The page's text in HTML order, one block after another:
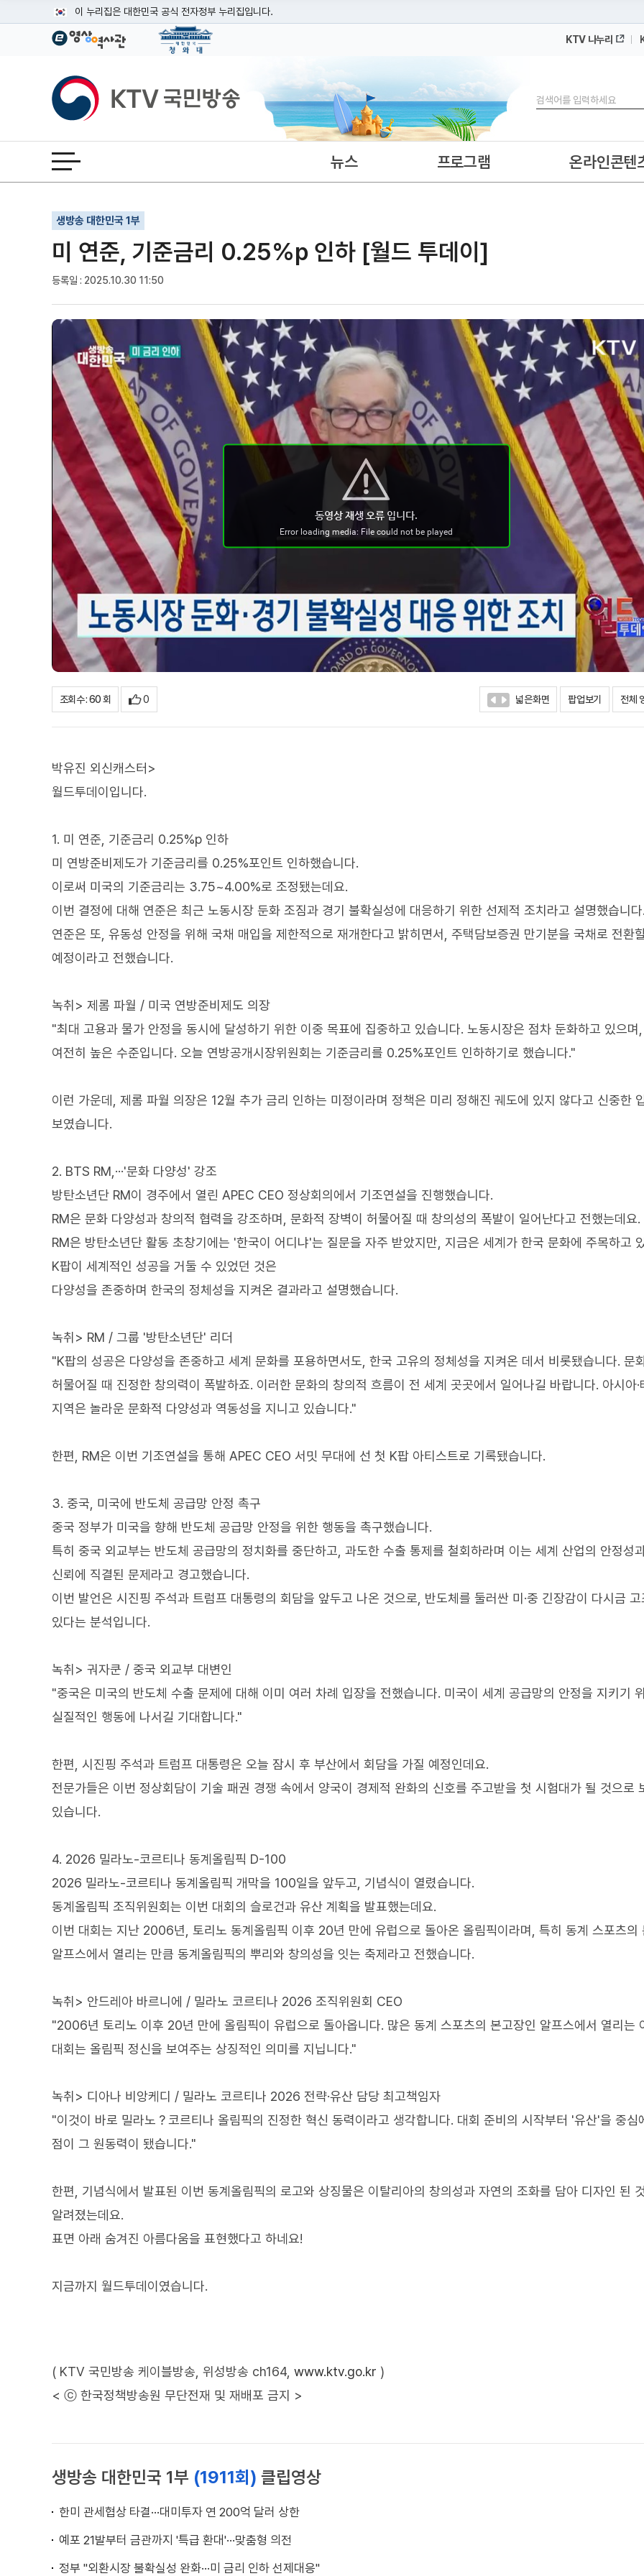
이 누리집은 대한민국 공식 전자정부 누리집입니다.
공식 누리집 주소 확인하기
이밖에 or.kr 또는 .kr등 다른 도메인 주소를 사용하고 있다면 아래 URL에서 도메인 주소를 확인해 보세요
운영중인 공식 누리집보기
KTV 나누리
KTV국민방송
검색
전체메뉴 열기 뉴스 프로그램 온라인콘텐
생방송 대한민국 1부
미 연준, 기준금리 0.25%p 인하 [월드 투데이]
등록일 : 2025.10.30 11:50
기사인쇄
글자확대
글자축소
조회수 : 60 회 0 넓은화면 팝업보기 전체
박유진 외신캐스터>
월드투데이입니다.
1. 미 연준, 기준금리 0.25%p 인하
미 연방준비제도가 기준금리를 0.25%포인트 인하했습니다.
이로써 미국의 기준금리는 3.75~4.00%로 조정됐는데요.
이번 결정에 대해 연준은 최근 노동시장 둔화 조짐과 경기 불확실성에 대응하기 위한 선제적 조치라고 설명했습니다.
연준은 또, 유동성 안정을 위해 국채 매입을 제한적으로 재개한다고 밝히면서, 주택담보증권 만기분을 국채로 전환
예정이라고 전했습니다.
녹취> 제롬 파월 / 미국 연방준비제도 의장
"최대 고용과 물가 안정을 동시에 달성하기 위한 이중 목표에 집중하고 있습니다. 노동시장은 점차 둔화하고 있으며
여전히 높은 수준입니다. 오늘 연방공개시장위원회는 기준금리를 0.25%포인트 인하하기로 했습니다."
이런 가운데, 제롬 파월 의장은 12월 추가 금리 인하는 미정이라며 정책은 미리 정해진 궤도에 있지 않다고 신중한
보였습니다.
2. BTS RM,···'문화 다양성' 강조
방탄소년단 RM이 경주에서 열린 APEC CEO 정상회의에서 기조연설을 진행했습니다.
RM은 문화 다양성과 창의적 협력을 강조하며, 문화적 장벽이 허물어질 때 창의성의 폭발이 일어난다고 전했는데요.
RM은 방탄소년단 활동 초창기에는 '한국이 어디냐'는 질문을 자주 받았지만, 지금은 세계가 한국 문화에 주목하고 있
K팝이 세계적인 성공을 거둘 수 있었던 것은
다양성을 존중하며 한국의 정체성을 지켜온 결과라고 설명했습니다.
녹취> RM / 그룹 '방탄소년단' 리더
"K팝의 성공은 다양성을 존중하고 세계 문화를 포용하면서도, 한국 고유의 정체성을 지켜온 데서 비롯됐습니다. 문
허물어질 때 진정한 창의력이 폭발하죠. 이러한 문화의 창의적 흐름이 전 세계 곳곳에서 일어나길 바랍니다. 아시아·
지역은 놀라운 문화적 다양성과 역동성을 지니고 있습니다."
한편, RM은 이번 기조연설을 통해 APEC CEO 서밋 무대에 선 첫 K팝 아티스트로 기록됐습니다.
3. 중국, 미국에 반도체 공급망 안정 촉구
중국 정부가 미국을 향해 반도체 공급망 안정을 위한 행동을 촉구했습니다.
특히 중국 외교부는 반도체 공급망의 정치화를 중단하고, 과도한 수출 통제를 철회하라며 이는 세계 산업의 안정성
신뢰에 직결된 문제라고 경고했습니다.
이번 발언은 시진핑 주석과 트럼프 대통령의 회담을 앞두고 나온 것으로, 반도체를 둘러싼 미·중 긴장감이 다시금 고
있다는 분석입니다.
녹취> 궈자쿤 / 중국 외교부 대변인
"중국은 미국의 반도체 수출 문제에 대해 이미 여러 차례 입장을 전했습니다. 미국이 세계 공급망의 안정을 지키기
실질적인 행동에 나서길 기대합니다."
한편, 시진핑 주석과 트럼프 대통령은 오늘 잠시 후 부산에서 회담을 가질 예정인데요.
전문가들은 이번 정상회담이 기술 패권 경쟁 속에서 양국이 경제적 완화의 신호를 주고받을 첫 시험대가 될 것으로
있습니다.
4. 2026 밀라노-코르티나 동계올림픽 D-100
2026 밀라노-코르티나 동계올림픽 개막을 100일을 앞두고, 기념식이 열렸습니다.
동계올림픽 조직위원회는 이번 대회의 슬로건과 유산 계획을 발표했는데요.
이번 대회는 지난 2006년, 토리노 동계올림픽 이후 20년 만에 유럽으로 돌아온 올림픽이라며, 특히 동계 스포츠의
알프스에서 열리는 만큼 동계올림픽의 뿌리와 창의성을 잇는 축제라고 전했습니다.
녹취> 안드레아 바르니에 / 밀라노 코르티나 2026 조직위원회 CEO
"2006년 토리노 이후 20년 만에 올림픽이 유럽으로 돌아옵니다. 많은 동계 스포츠의 본고장인 알프스에서 열리는
대회는 올림픽 정신을 보여주는 상징적인 의미를 지닙니다."
녹취> 디아나 비앙케디 / 밀라노 코르티나 2026 전략·유산 담당 최고책임자
"이것이 바로 밀라노？코르티나 올림픽의 진정한 혁신 동력이라고 생각합니다. 대회 준비의 시작부터 '유산'을 중심
점이 그 원동력이 됐습니다."
한편, 기념식에서 발표된 이번 동계올림픽의 로고와 상징물은 이탈리아의 창의성과 자연의 조화를 담아 디자인 된
알려졌는데요.
표면 아래 숨겨진 아름다움을 표현했다고 하네요!
지금까지 월드투데이였습니다.
( KTV 국민방송 케이블방송, 위성방송 ch164, www.ktv.go.kr )
< ⓒ 한국정책방송원 무단전재 및 재배포 금지 >
생방송 대한민국 1부 (1911회) 클립영상
한미 관세협상 타결···대미투자 연 200억 달러 상한
예포 21발부터 금관까지 '특급 환대'···맞춤형 의전
정부 "외환시장 불확실성 완화···미 금리 인하 선제대응"